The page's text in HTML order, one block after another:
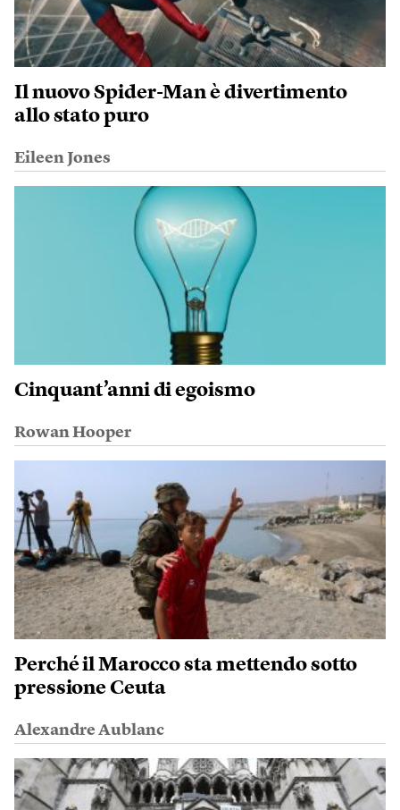
Il nuovo Spider-Man è divertimento
allo stato puro
Eileen Jones
Cinquant’anni di egoismo
Rowan Hooper
Perché il Marocco sta mettendo sotto
pressione Ceuta
Alexandre Aublanc